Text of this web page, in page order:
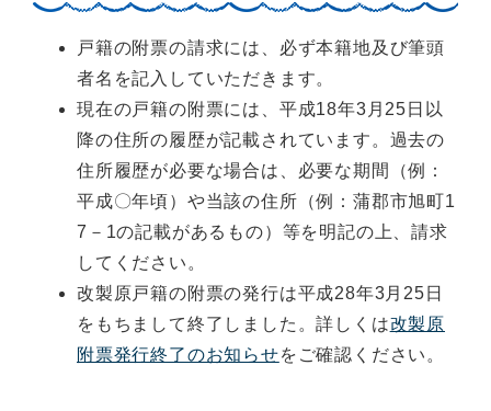
戸籍の附票の請求には、必ず本籍地及び筆頭
者名を記入していただきます。
現在の戸籍の附票には、平成18年3月25日以
降の住所の履歴が記載されています。過去の
住所履歴が必要な場合は、必要な期間（例：
平成〇年頃）や当該の住所（例：蒲郡市旭町1
7－1の記載があるもの）等を明記の上、請求
してください。
改製原戸籍の附票の発行は平成28年3月25日
をもちまして終了しました。詳しくは改製原
附票発行終了のお知らせをご確認ください。